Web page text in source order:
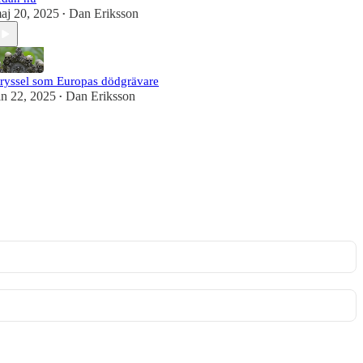
20, 2025 • Dan Eriksson
som Europas dödgrävare
22, 2025 • Dan Eriksson